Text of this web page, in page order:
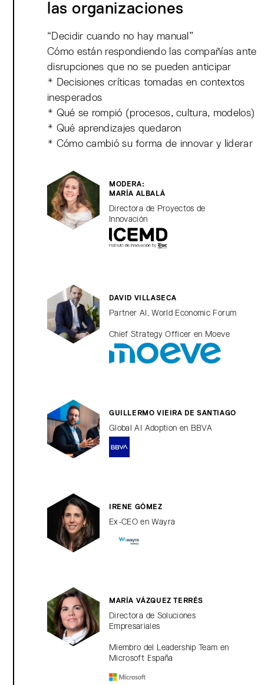
las organizaciones
“Decidir cuando no hay manual”
Cómo están respondiendo las compañías ante
disrupciones que no se pueden anticipar
* Decisiones críticas tomadas en contextos
inesperados
* Qué se rompió (procesos, cultura, modelos)
* Qué aprendizajes quedaron
* Cómo cambió su forma de innovar y liderar
MODERA:
MARÍA ALBALÁ
Directora de Proyectos de
Innovación
DAVID VILLASECA
Partner AI, World Economic Forum
Chief Strategy Officer en Moeve
GUILLERMO VIEIRA DE SANTIAGO
Global AI Adoption en BBVA
IRENE GÓMEZ
Ex-CEO en Wayra
MARÍA VÁZQUEZ TERRÉS
Directora de Soluciones
Empresariales
Miembro del Leadership Team en
Microsoft España